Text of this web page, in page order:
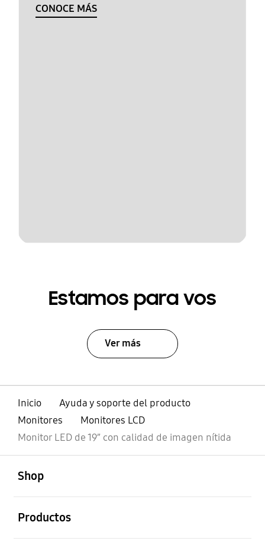
CONOCE MÁS
Estamos para vos
Ver más
Inicio
Ayuda y soporte del producto
Monitores
Monitores LCD
Monitor LED de 19” con calidad de imagen nítida
Shop
Productos